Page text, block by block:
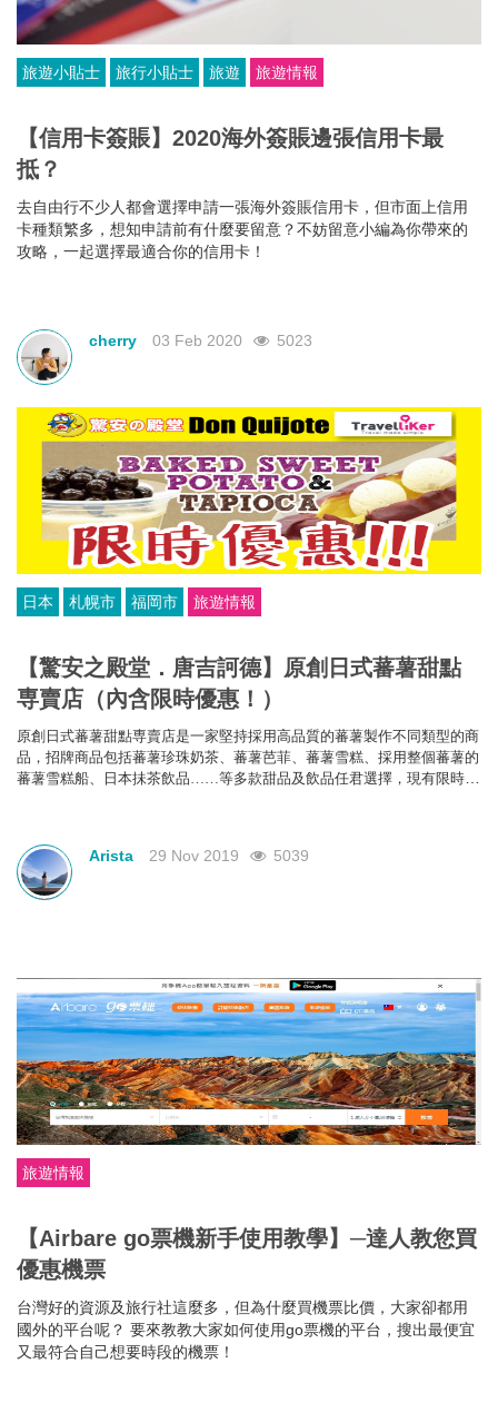
旅遊小貼士 旅行小貼士 旅遊 旅遊情報
【信用卡簽賬】2020海外簽賬邊張信用卡最
抵？
去自由行不少人都會選擇申請一張海外簽賬信用卡，但市面上信用
卡種類繁多，想知申請前有什麼要留意？不妨留意小編為你帶來的
攻略，一起選擇最適合你的信用卡！
cherry 03 Feb 2020 5023
日本 札幌市 福岡市 旅遊情報
【驚安之殿堂．唐吉訶德】原創日式蕃薯甜點
専賣店（內含限時優惠！）
原創日式蕃薯甜點専賣店是一家堅持採用高品質的蕃薯製作不同類型的商
品，招牌商品包括蕃薯珍珠奶茶、蕃薯芭菲、蕃薯雪糕、採用整個蕃薯的
蕃薯雪糕船、日本抺茶飲品……等多款甜品及飲品任君選擇，現有限時優
Arista 29 Nov 2019 5039
旅遊情報
【Airbare go票機新手使用教學】─達人教您買
優惠機票
台灣好的資源及旅行社這麼多，但為什麼買機票比價，大家卻都用
國外的平台呢？ 要來教教大家如何使用go票機的平台，搜出最便宜
又最符合自己想要時段的機票！